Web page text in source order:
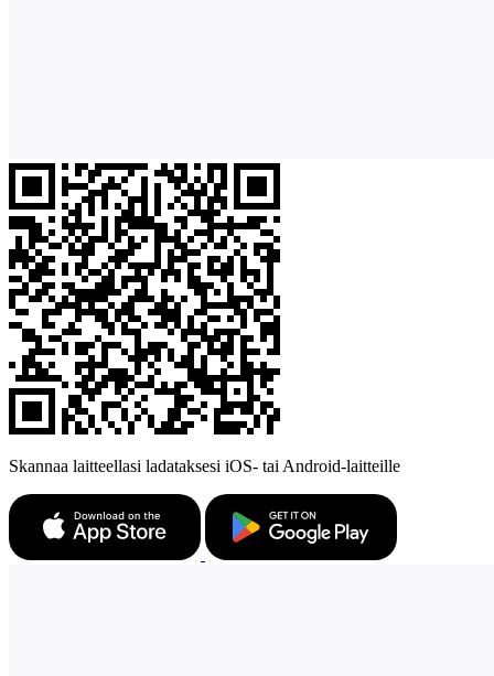
Skannaa laitteellasi ladataksesi iOS- tai Android-laitteille